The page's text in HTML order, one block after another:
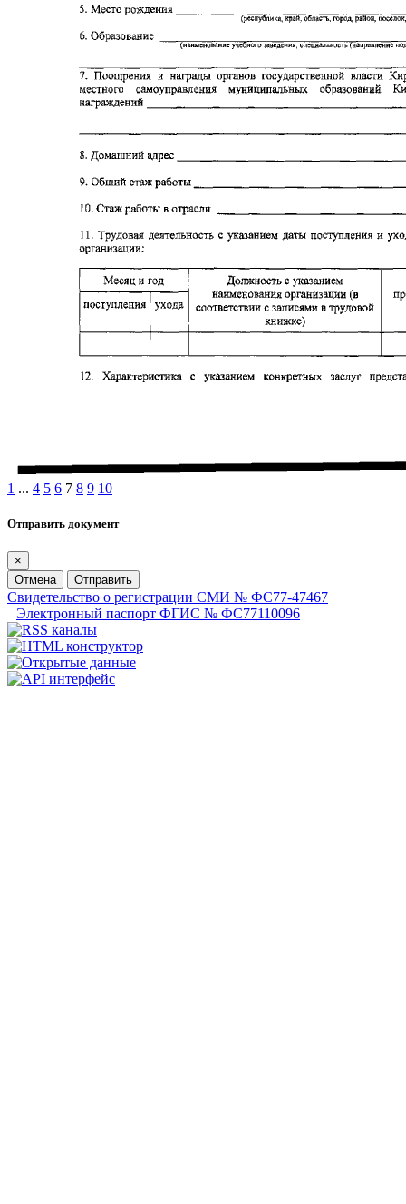
1 ... 4 5 6 7 8 9 10
Отправить документ
×
Отмена
Отправить
Свидетельство о регистрации СМИ № ФС77-47467
Электронный паспорт ФГИС № ФС77110096